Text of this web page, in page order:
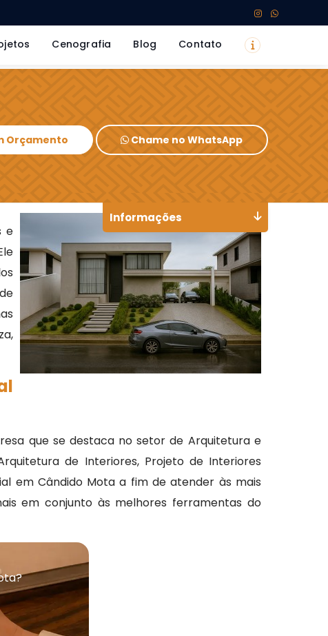
Cenografia Blog Contato
Orçamento Chame no WhatsApp
e
que se destaca no setor de Arquitetura e
de Interiores, Projeto de Interiores
em Cândido Mota a fim de atender às mais
em conjunto às melhores ferramentas do
Informações